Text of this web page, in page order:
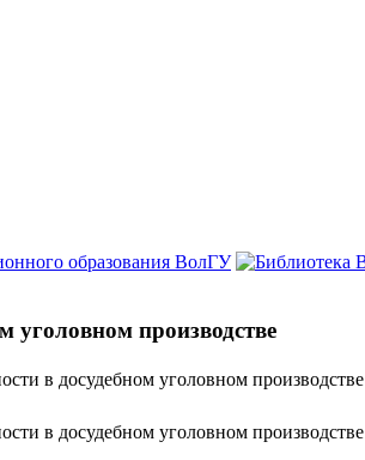
образования ВолГУ
уголовном производстве
в досудебном уголовном производстве
в досудебном уголовном производстве